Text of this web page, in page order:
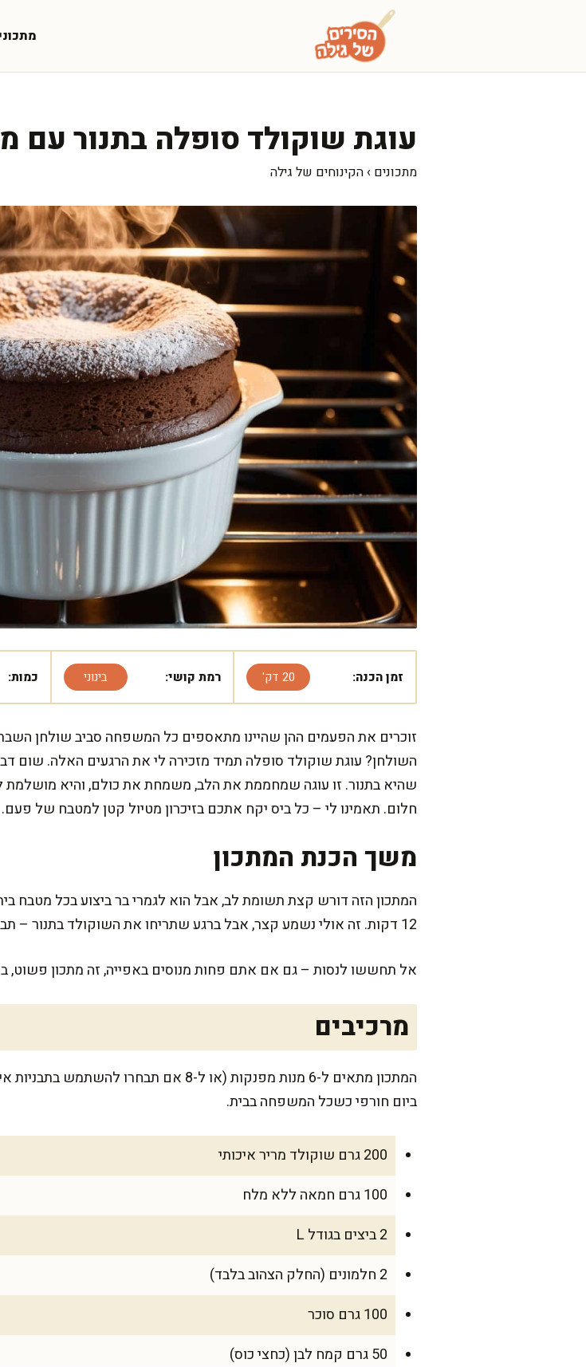
עוגת שוקולד סופלה בתנור עם
מתכונים › הקינוחים של גילה
זמן הכנה: 20 דק' רמת קושי: בינוני כמות:
זוכרים את הפעמים ההן שהיינו מתאספים כל המשפחה סביב שולחן
השולחן? עוגת שוקולד סופלה תמיד מזכירה לי את הרגעים האלה.
שהיא בתנור. זו עוגה שמחממת את הלב, משמחת את כולם, והיא מושלמת
חלום. תאמינו לי – כל ביס יקח אתכם בזיכרון מטיול קטן למטבח של פעם.
משך הכנת המתכון
12 דקות. זה אולי נשמע קצר, אבל ברגע שתריחו את השוקולד בתנור – תבינו שהזמן עובר מהר.
אל תחששו לנסות – גם אם אתם פחות מנוסים באפייה, זה מתכון פשוט,
מרכיבים
המתכון מתאים ל-6 מנות מפנקות (או ל-8 אם
ביום חורפי כשכל המשפחה בבית.
200 גרם שוקולד מריר איכותי
100 גרם חמאה ללא מלח
2 ביצים בגודל L
2 חלמונים (החלק הצהוב בלבד)
100 גרם סוכר
50 גרם קמח לבן (כחצי כוס)